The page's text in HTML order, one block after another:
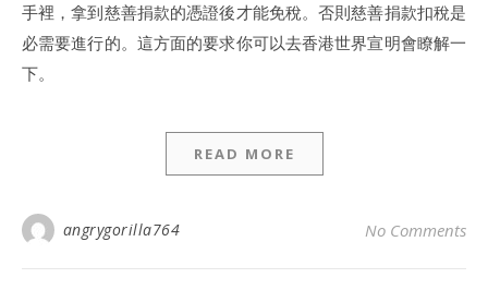
手裡，拿到慈善捐款的憑證後才能免稅。否則慈善捐款扣稅是
必需要進行的。這方面的要求你可以去香港世界宣明會瞭解一
下。
READ MORE
angrygorilla764 No Comments